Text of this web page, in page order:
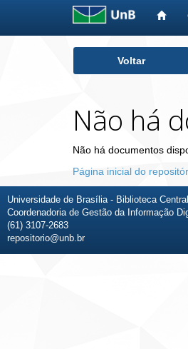
Voltar
Não há
Não há documentos
Página inicial do
Universidade de Brasília - Biblioteca Central
Coordenadoria de Gestão da Informação
(61) 3107-2683
repositorio@unb.br